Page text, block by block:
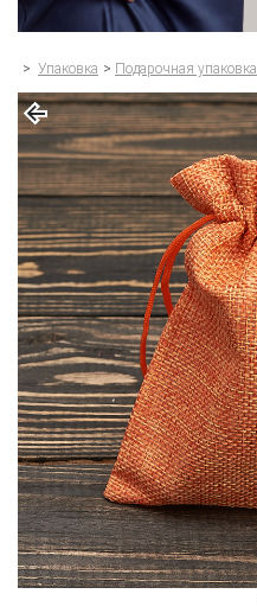
> Упаковка > Подарочная упаковка